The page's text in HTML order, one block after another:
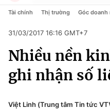
Chuyên mục
Chính trị
Chính trị
Pháp luật
Kinh tế
Thể thao
Truyền hình
Y tế
Tài chính Thị trường Góc
31/03/2017 16:16 GMT+7
Nhiều nền
ghi nhận số
Việt Linh (Trung tâm Tin tức